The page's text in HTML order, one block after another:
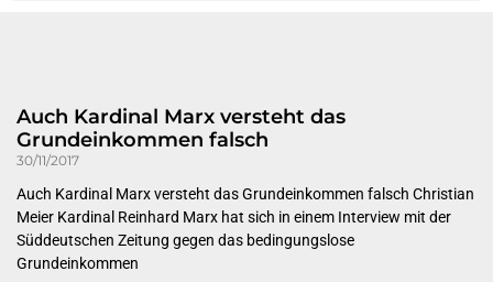
Auch Kardinal Marx versteht das
Grundeinkommen falsch
30/11/2017
Auch Kardinal Marx versteht das Grundeinkommen falsch Christian
Meier Kardinal Reinhard Marx hat sich in einem Interview mit der
Süddeutschen Zeitung gegen das bedingungslose
Grundeinkommen